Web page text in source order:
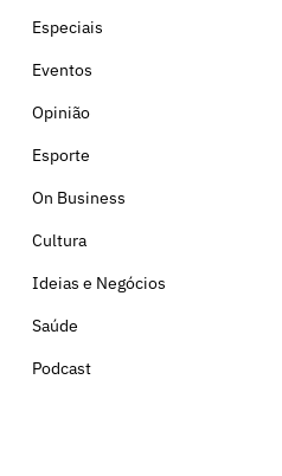
Especiais
Eventos
Opinião
Esporte
On Business
Cultura
Ideias e Negócios
Saúde
Podcast